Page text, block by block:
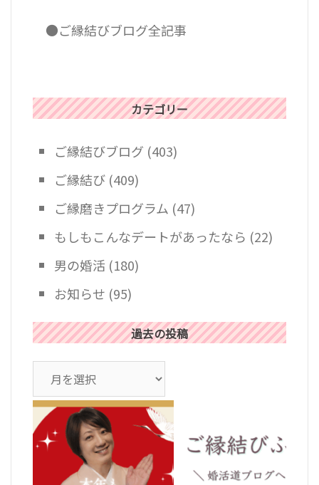
●ご縁結びブログ全記事
カテゴリー
ご縁結びブログ (403)
ご縁結び (409)
ご縁磨きプログラム (47)
もしもこんなデートがあったなら (22)
男の婚活 (180)
お知らせ (95)
過去の投稿
ー
カ
イ